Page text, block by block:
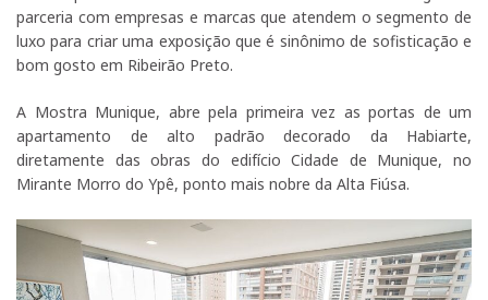
parceria com empresas e marcas que atendem o segmento de
luxo para criar uma exposição que é sinônimo de sofisticação e
bom gosto em Ribeirão Preto.
A Mostra Munique, abre pela primeira vez as portas de um
apartamento de alto padrão decorado da Habiarte,
diretamente das obras do edifício Cidade de Munique, no
Mirante Morro do Ypê, ponto mais nobre da Alta Fiúsa.